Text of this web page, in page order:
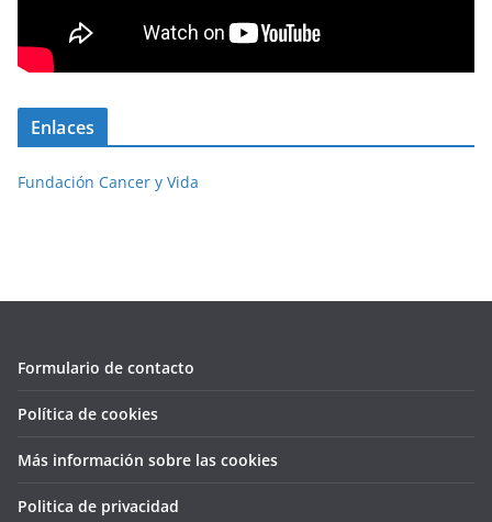
Enlaces
Fundación Cancer y Vida
Formulario de contacto
Política de cookies
Más información sobre las cookies
Politica de privacidad